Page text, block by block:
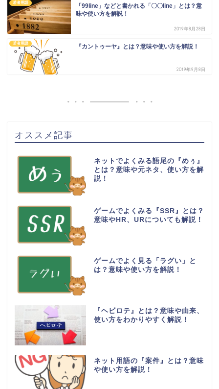
若者用語
「99line」などと書かれる「〇〇line」とは？意
味や使い方を解説！
2019年8月28日
若者用語 『カントゥーヤ』とは？意味や使い方を解説！
2019年9月8日
オススメ記事
ネットでよくみる語尾の『めぅ』
とは？意味や元ネタ、使い方を解
説！
ゲームでよくみる『SSR』とは？
意味やHR、URについても解説！
ゲームでよく見る「ラグい」と
は？意味や使い方を解説！
『ヘビロテ』とは？意味や由来、
使い方をわかりやすく解説！
ネット用語の『案件』とは？意味
や使い方を解説！